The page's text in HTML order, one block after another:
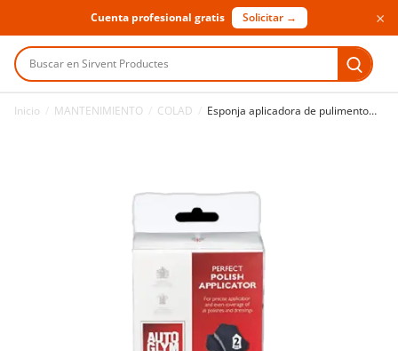
Cuenta profesional gratis Solicitar → ×
Buscar en Sirvent Productes
Inicio MANTENIMIENTO COLAD Esponja aplicadora de pulimento Colad Perfect Polish 2 uds